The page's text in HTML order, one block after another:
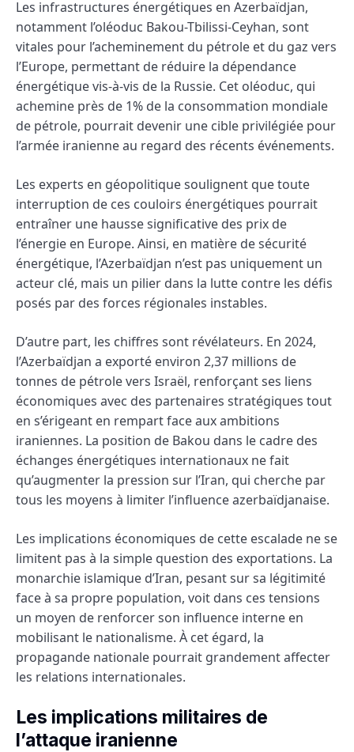
Les infrastructures énergétiques en Azerbaïdjan,
notamment l’oléoduc Bakou-Tbilissi-Ceyhan, sont
vitales pour l’acheminement du pétrole et du gaz vers
l’Europe, permettant de réduire la dépendance
énergétique vis-à-vis de la Russie. Cet oléoduc, qui
achemine près de 1% de la consommation mondiale
de pétrole, pourrait devenir une cible privilégiée pour
l’armée iranienne au regard des récents événements.
Les experts en géopolitique soulignent que toute
interruption de ces couloirs énergétiques pourrait
entraîner une hausse significative des prix de
l’énergie en Europe. Ainsi, en matière de sécurité
énergétique, l’Azerbaïdjan n’est pas uniquement un
acteur clé, mais un pilier dans la lutte contre les défis
posés par des forces régionales instables.
D’autre part, les chiffres sont révélateurs. En 2024,
l’Azerbaïdjan a exporté environ 2,37 millions de
tonnes de pétrole vers Israël, renforçant ses liens
économiques avec des partenaires stratégiques tout
en s’érigeant en rempart face aux ambitions
iraniennes. La position de Bakou dans le cadre des
échanges énergétiques internationaux ne fait
qu’augmenter la pression sur l’Iran, qui cherche par
tous les moyens à limiter l’influence azerbaïdjanaise.
Les implications économiques de cette escalade ne se
limitent pas à la simple question des exportations. La
monarchie islamique d’Iran, pesant sur sa légitimité
face à sa propre population, voit dans ces tensions
un moyen de renforcer son influence interne en
mobilisant le nationalisme. À cet égard, la
propagande nationale pourrait grandement affecter
les relations internationales.
Les implications militaires de
l’attaque iranienne